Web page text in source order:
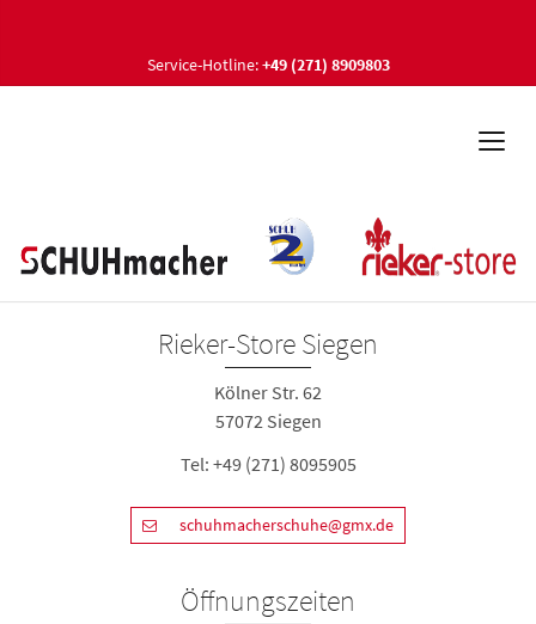
Service-Hotline:+49 (271) 8909803
Rieker-Store Siegen
Kölner Str. 62
57072 Siegen
Tel: +49 (271) 8095905
schuhmacherschuhe@gmx.de
Öffnungszeiten